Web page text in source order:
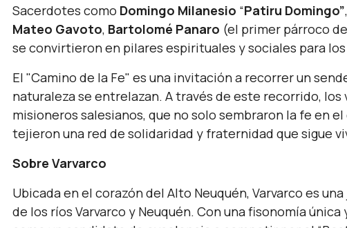
Sacerdotes como Domingo Milanesio “Patiru Domingo”,
Mateo Gavoto, Bartolomé Panaro (el primer párroco
se convirtieron en pilares espirituales y sociales para
El "Camino de la Fe" es una invitación a recorrer un
naturaleza se entrelazan. A través de este recorrido,
misioneros salesianos, que no solo sembraron la fe en
tejieron una red de solidaridad y fraternidad que sigue
Sobre Varvarco
Ubicada en el corazón del Alto Neuquén, Varvarco es
de los ríos Varvarco y Neuquén. Con una fisonomía